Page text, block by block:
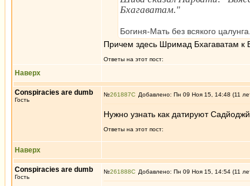
Бхагаватам."
Богиня-Мать без всякого цалунга.
Причем здесь Шримад Бхагаватам к
Ответы на этот пост:
Наверх
Conspiracies are dumb
Гость
№261887 Добавлено: Пн 09 Ноя 15, 14:48 (11
Нужно узнать как датируют
Ответы на этот пост:
Наверх
Conspiracies are dumb
Гость
№261888 Добавлено: Пн 09 Ноя 15, 14:54 (11